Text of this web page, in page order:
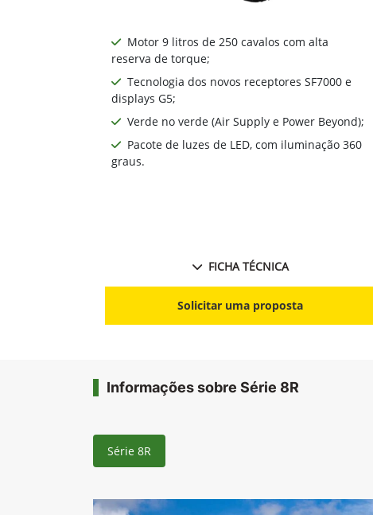
Motor 9 litros de 250 cavalos com alta
reserva de torque;
Tecnologia dos novos receptores SF7000 e
displays G5;
Verde no verde (Air Supply e Power Beyond);
Pacote de luzes de LED, com iluminação 360
graus.
FICHA TÉCNICA
Solicitar uma proposta
Informações sobre Série 8R
Série 8R